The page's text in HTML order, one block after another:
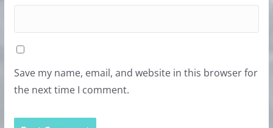
Save my name, email, and website in this browser for
the next time I comment.